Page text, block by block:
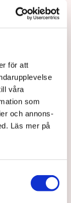
för att
våra
som
och annons-
Läs mer på
för
sprider
riskerar
otjänlig och
är
Jag vet
förra året
Torv, där
i